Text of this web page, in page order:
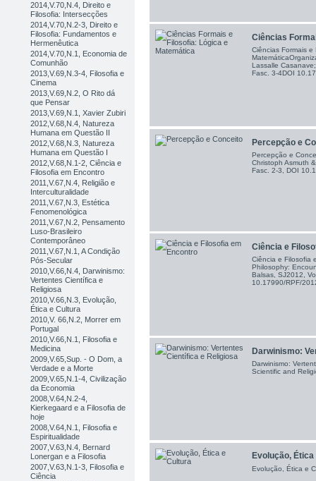
2014,V.70,N.4, Direito e
Filosofia: Intersecções
2014,V.70,N.2-3, Direito e
Filosofia: Fundamentos e
Hermenêutica
2014,V.70,N.1, Economia de
Comunhão
2013,V.69,N.3-4, Filosofia e
Cinema
2013,V.69,N.2, O Rito dá
que Pensar
2013,V.69,N.1, Xavier Zubiri
2012,V.68,N.4, Natureza
Humana em Questão II
2012,V.68,N.3, Natureza
Humana em Questão I
2012,V.68,N.1-2, Ciência e
Filosofia em Encontro
2011,V.67,N.4, Religião e
Interculturalidade
2011,V.67,N.3, Estética
Fenomenológica
2011,V.67,N.2, Pensamento
Luso-Brasileiro
Contemporâneo
2011,V.67,N.1, A Condição
Pós-Secular
2010,V.66,N.4, Darwinismo:
Vertentes Científica e
Religiosa
2010,V.66,N.3, Evolução,
Ética e Cultura
2010,V. 66,N.2, Morrer em
Portugal
2010,V.66,N.1, Filosofia e
Medicina
2009,V.65,Sup. - O Dom, a
Verdade e a Morte
2009,V.65,N.1-4, Civilização
da Economia
2008,V.64,N.2-4,
Kierkegaard e a Filosofia de
hoje
2008,V.64,N.1, Filosofia e
Espiritualidade
2007,V.63,N.4, Bernard
Lonergan e a Filosofia
2007,V.63,N.1-3, Filosofia e
Ciência
Ciências
Ciências Formais
Lassalle
Fasc. 3-4DOI
Percepção e
Percepção e
Christoph Asmuth
Fasc. 2-3, DOI
Ciência e
Ciência e Filosofia
Philosophy:
Balsas, SJ2012,
10.17990/RPF/
Darwinismo:
Darwinismo:
Scientific and
Evolução,
Evolução, Ética e